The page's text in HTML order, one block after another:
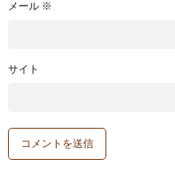
メール ※
サイト